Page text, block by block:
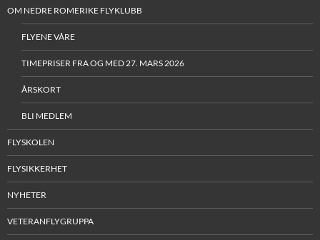
OM NEDRE ROMERIKE FLYKLUBB
FLYENE VÅRE
TIMEPRISER FRA OG MED 27. MARS 2026
ÅRSKORT
BLI MEDLEM
FLYSKOLEN
FLYSIKKERHET
NYHETER
VETERANFLYGRUPPA